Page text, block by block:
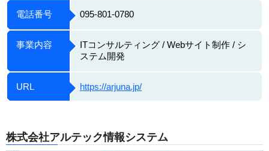
電話番号 095-801-0780
事業内容
ITコンサルティング / Webサイト制作 / シ
ステム開発
URL https://arjuna.jp/
株式会社アルテック情報システム